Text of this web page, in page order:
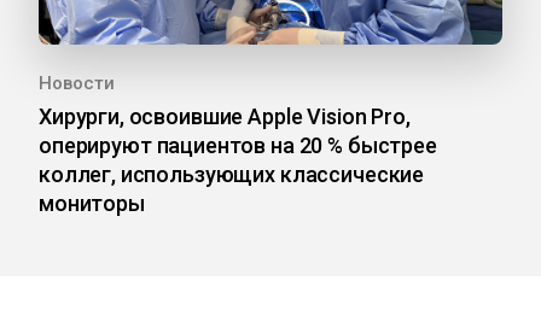
Новости
Хирурги, освоившие Apple Vision Pro,
оперируют пациентов на 20 % быстрее
коллег, использующих классические
мониторы